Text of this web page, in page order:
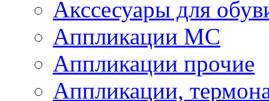
Акссесуары для
Аппликации МС
Аппликации прочие
Аппликации,